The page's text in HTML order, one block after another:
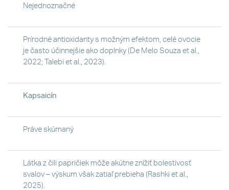
Nejednoznačné
Prírodné antioxidanty s možným efektom, celé ovocie
je často účinnejšie ako doplnky (De Melo Souza et al.,
2022; Talebi et al., 2023).
Kapsaicín
Práve skúmaný
Látka z čili papričiek môže akútne znížiť bolestivosť
svalov – výskum však zatiaľ prebieha (Rashki et al.,
2025).